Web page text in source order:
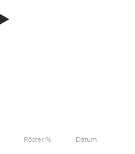
Röster % Datum